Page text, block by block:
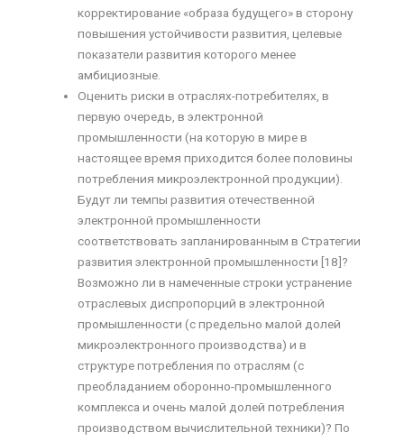
корректирование «образа будущего» в сторону
повышения устойчивости развития, целевые
показатели развития которого менее
амбициозные.
Оценить риски в отраслях-потребителях, в
первую очередь, в электронной
промышленности (на которую в мире в
настоящее время приходится более половины
потребления микроэлектронной продукции).
Будут ли темпы развития отечественной
электронной промышленности
соответствовать запланированным в Стратегии
развития электронной промышленности [18]?
Возможно ли в намеченные строки устранение
отраслевых диспропорций в электронной
промышленности (с предельно малой долей
микроэлектронного производства) и в
структуре потребления по отраслям (с
преобладанием оборонно-промышленного
комплекса и очень малой долей потребления
производством вычислительной техники)? По